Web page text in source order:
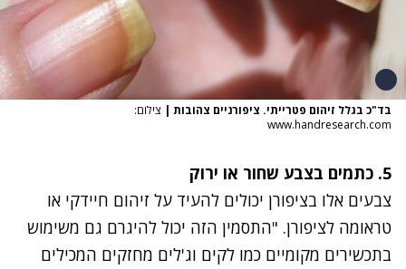
בד"כ בגלל זיהום פטרייתי. ציפורניים צהובות | צילום:
www.handresearch.com
5. כתמים בצבע שחור או ירוק
צבעים אלו בציפורן יכולים להעיד על זיהום חיידקי או
טראומה לציפורן. "התסמין הזה יכול להיגרם גם משימוש
בתכשירים מקומיים כמו לקים וג'לים מחזקים המכילים